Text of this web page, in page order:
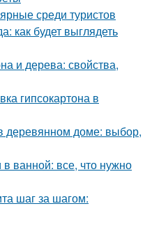
среди туристов
как будет выглядеть
и дерева: свойства,
гипсокартона в
деревянном доме: выбор,
ванной: все, что нужно
шаг за шагом: